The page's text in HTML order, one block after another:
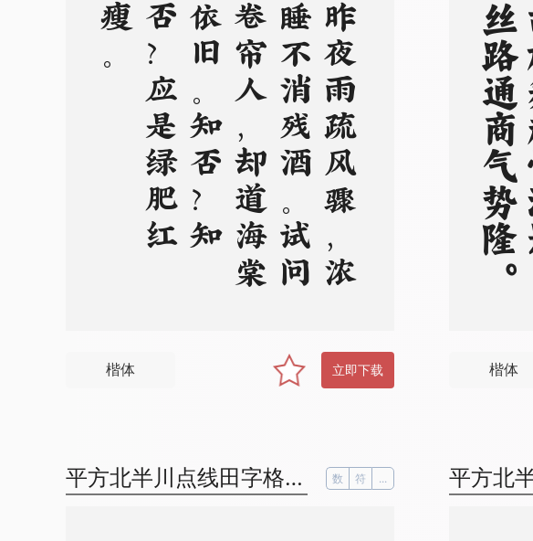
昨
夜
雨
疏
风
骤
，
浓
睡
不
消
残
酒
。
试
问
卷
帘
人
，
却
道
海
棠
依
旧
。
知
否
？
知
否
？
应
是
绿
肥
红
瘦
。
楷体 立即下载 楷体
平方北半川点线田字格字体 数 符 ...